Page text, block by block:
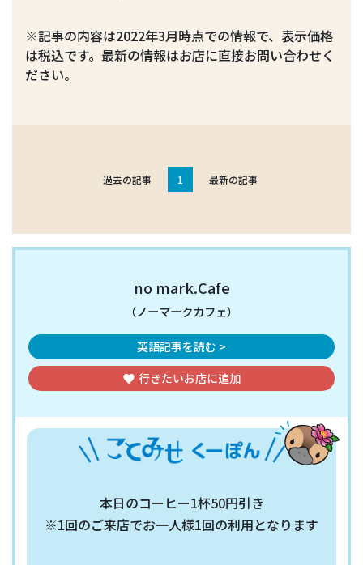
※記事の内容は2022年3月時点での情報で、表示価格
は税込です。最新の情報はお店に直接お問い合わせく
ださい。
過去の記事 1 最新の記事
no mark.Cafe
（ノーマークカフェ）
英語記事を読む >
favorite 行きたいお店に追加
本日のコーヒー1杯50円引き
※1回のご来店でお一人様1回の利用となります